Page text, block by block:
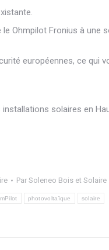
Ohmpilot Fronius à une
européennes, ce qui
solaires en
Par Soleneo Bois et Solaire
photovoltaïque solaire